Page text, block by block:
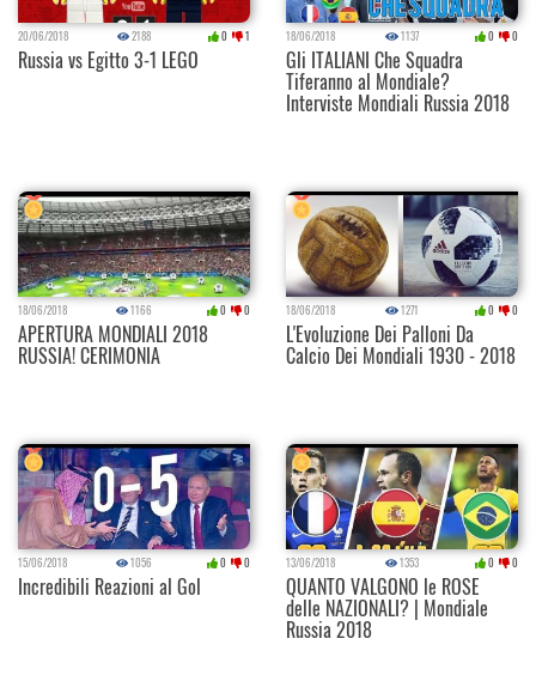
20/06/2018 2188 0 1
Russia vs Egitto 3-1 LEGO
18/06/2018 1137 0 0
Gli ITALIANI Che Squadra
Tiferanno al Mondiale?
Interviste Mondiali Russia 2018
18/06/2018 1166 0 0
APERTURA MONDIALI 2018
RUSSIA! CERIMONIA
18/06/2018 1271 0 0
L'Evoluzione Dei Palloni Da
Calcio Dei Mondiali 1930 - 2018
15/06/2018 1056 0 0
Incredibili Reazioni al Gol
13/06/2018 1353 0 0
QUANTO VALGONO le ROSE
delle NAZIONALI? | Mondiale
Russia 2018